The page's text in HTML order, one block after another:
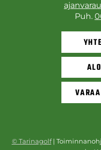
Puh.
© Tarinagolf|